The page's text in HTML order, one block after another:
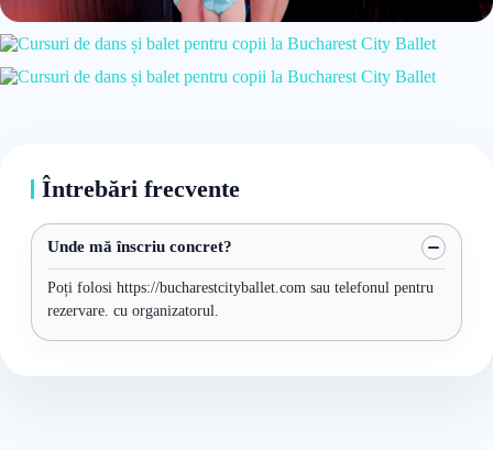
Întrebări frecvente
Unde mă înscriu concret?
Poți folosi https://bucharestcityballet.com sau telefonul pentru
rezervare. cu organizatorul.